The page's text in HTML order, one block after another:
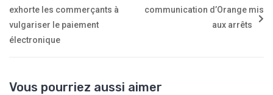
exhorte les commerçants à
vulgariser le paiement
électronique
communication d’Orange mis
aux arrêts
Vous pourriez aussi aimer